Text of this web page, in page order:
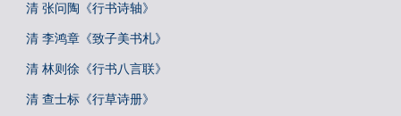
清 张问陶《行书诗轴》
清 李鸿章《致子美书札》
清 林则徐《行书八言联》
清 查士标《行草诗册》